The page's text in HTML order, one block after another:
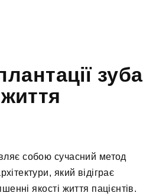
зуба
собою сучасний метод
який відіграє
якості життя пацієнтів.